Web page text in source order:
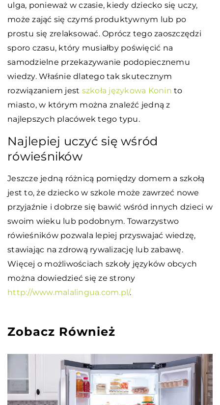
ulga, ponieważ w czasie, kiedy dziecko się uczy,
może zająć się czymś produktywnym lub po
prostu się zrelaksować. Oprócz tego zaoszczędzi
sporo czasu, który musiałby poświęcić na
samodzielne przekazywanie podopiecznemu
wiedzy. Właśnie dlatego tak skutecznym
rozwiązaniem jest szkoła językowa Konin to
miasto, w którym można znaleźć jedną z
najlepszych placówek tego typu.
Najlepiej uczyć się wśród
rówieśników
Jeszcze jedną różnicą pomiędzy domem a szkołą
jest to, że dziecko w szkole może zawrzeć nowe
przyjaźnie i dobrze się bawić wśród innych dzieci w
swoim wieku lub podobnym. Towarzystwo
rówieśników pozwala lepiej przyswajać wiedzę,
stawiając na zdrową rywalizację lub zabawę.
Więcej o możliwościach szkoły języków obcych
można dowiedzieć się ze strony
http://www.malalingua.com.pl/.
Zobacz Również